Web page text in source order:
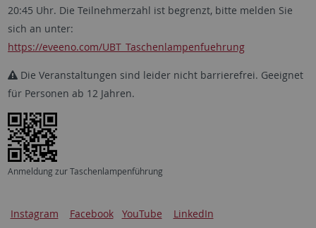
20:45 Uhr. Die Teilnehmerzahl ist begrenzt, bitte melden Sie
sich an unter:
https://eveeno.com/UBT_Taschenlampenfuehrung
Die Veranstaltungen sind leider nicht barrierefrei. Geeignet
für Personen ab 12 Jahren.
Anmeldung zur Taschenlampenführung
Instagram Facebook YouTube LinkedIn